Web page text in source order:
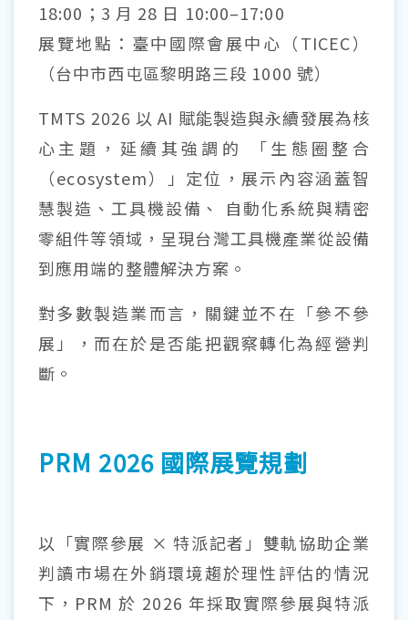
18:00；3 月 28 日 10:00–17:00
展覽地點：臺中國際會展中心（TICEC）
（台中市西屯區黎明路三段 1000 號）
TMTS 2026 以 AI 賦能製造與永續發展為核
心主題，延續其強調的 「生態圈整合
（ecosystem）」定位，展示內容涵蓋智
慧製造、工具機設備、 自動化系統與精密
零組件等領域，呈現台灣工具機產業從設備
到應用端的整體解決方案。
對多數製造業而言，關鍵並不在「參不參
展」，而在於是否能把觀察轉化為經營判
斷。
PRM 2026 國際展覽規劃
以「實際參展 × 特派記者」雙軌協助企業
判讀市場在外銷環境趨於理性評估的情況
下，PRM 於 2026 年採取實際參展與特派